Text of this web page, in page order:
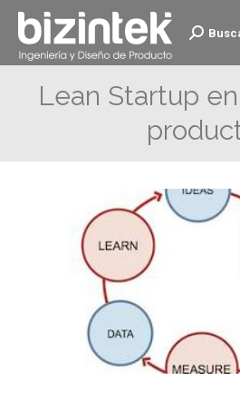
Buscar:
Lean Startup